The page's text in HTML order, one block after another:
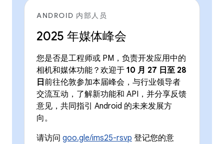
ANDROID 内部人员
2025 年媒体峰会
您是否是工程师或 PM，负责开发应用中的
相机和媒体功能？欢迎于 10 月 27 日至 28
日前往伦敦参加本届峰会，与行业领导者
交流互动，了解新功能和 API，并分享反馈
意见，共同指引 Android 的未来发展方
向。
请访问 goo.gle/ims25-rsvp 登记您的意